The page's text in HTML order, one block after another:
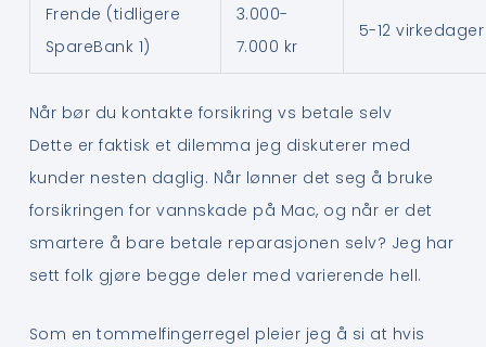
Frende (tidligere
SpareBank 1)
3.000-
7.000 kr
5-12 virkedager
Når bør du kontakte forsikring vs betale selv
Dette er faktisk et dilemma jeg diskuterer med
kunder nesten daglig. Når lønner det seg å bruke
forsikringen for vannskade på Mac, og når er det
smartere å bare betale reparasjonen selv? Jeg har
sett folk gjøre begge deler med varierende hell.
Som en tommelfingerregel pleier jeg å si at hvis